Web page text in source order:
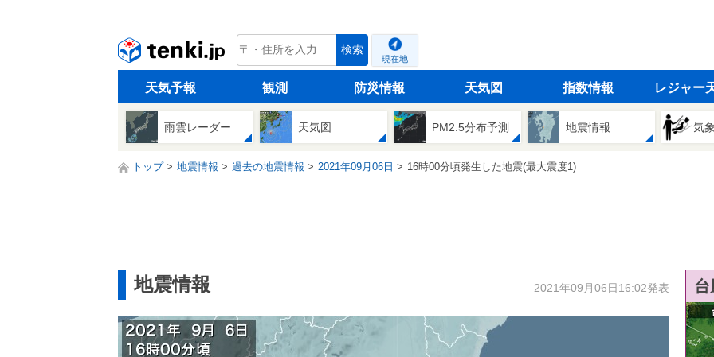
tenki.jp 検索
現在地
天気予報 観測 防災情報 天気図 指数情報 レジャー
雨雲レーダー 天気図 PM2.5分布予測 地震情報 気
トップ 地震情報 過去の地震情報 2021年09月06日 16時00分頃発生した地震(最大震度1)
地震情報 2021年09月06日16:02発表